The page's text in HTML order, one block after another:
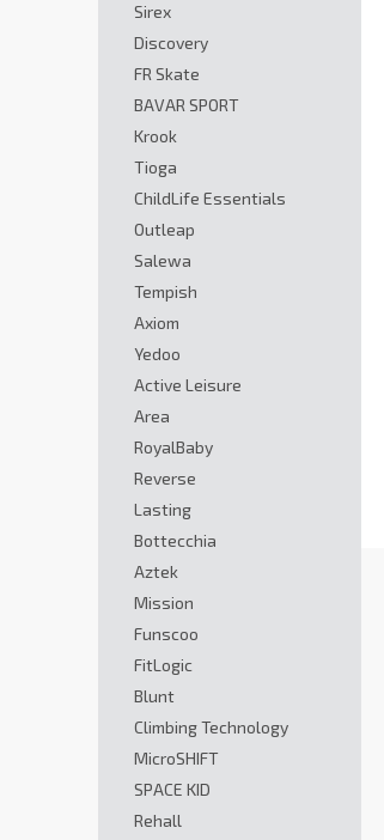
Sirex
Discovery
FR Skate
BAVAR SPORT
Krook
Tioga
ChildLife Essentials
Outleap
Salewa
Tempish
Axiom
Yedoo
Active Leisure
Area
RoyalBaby
Reverse
Lasting
Bottecchia
Aztek
Mission
Funscoo
FitLogic
Blunt
Climbing Technology
MicroSHIFT
SPACE KID
Rehall